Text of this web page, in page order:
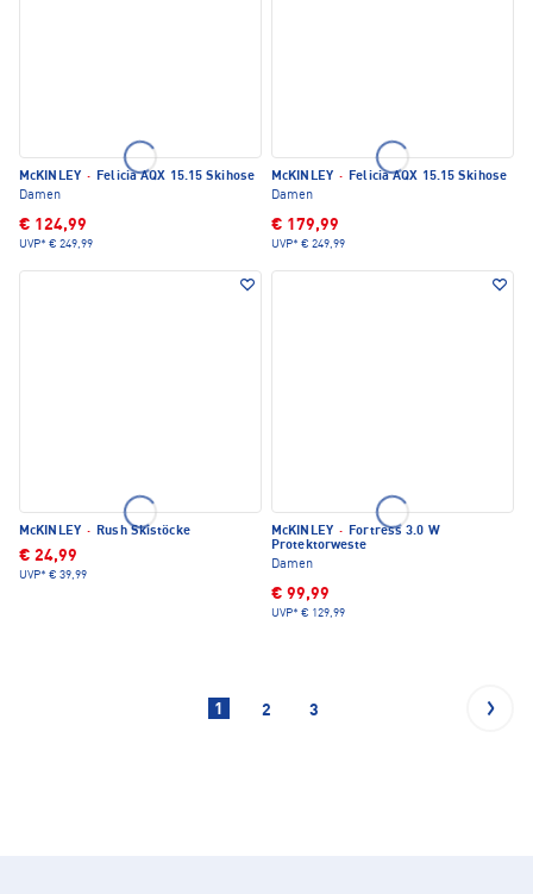
McKINLEY · Felicia AQX 15.15 Skihose
Damen
€ 124,99
UVP* € 249,99
McKINLEY · Felicia AQX 15.15 Skihose
Damen
€ 179,99
UVP* € 249,99
McKINLEY · Rush Skistöcke
€ 24,99
UVP* € 39,99
McKINLEY · Fortress 3.0 W
Protektorweste
Damen
€ 99,99
UVP* € 129,99
1 2 3